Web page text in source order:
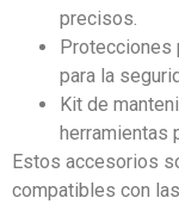
precisos.
Protecciones
para la
Kit de
herramientas
Estos accesorios
compatibles con las